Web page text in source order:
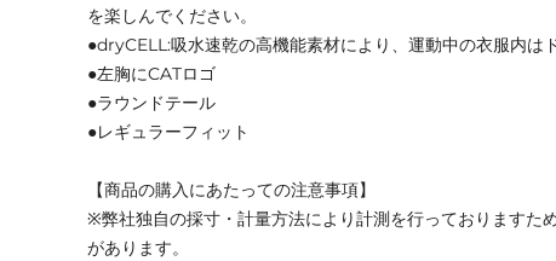
を楽しんでください。
●dryCELL:吸水速乾の高機能素材により、運動中の衣服内は
●左胸にCATロゴ
●ラウンドテール
●レギュラーフィット
【商品の購入にあたっての注意事項】
※弊社独自の採寸・計量方法により計測を行っておりますた
があります。